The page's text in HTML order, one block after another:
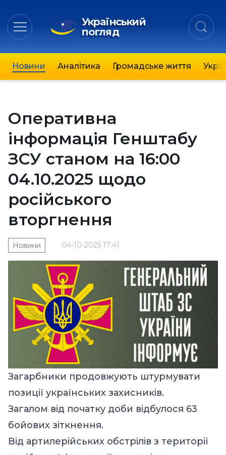
Український
погляд
Новини Аналітика Громадське життя
Оперативна
інформація Генштабу
ЗСУ станом на 16:00
04.10.2025 щодо
російського
вторгнення
04-10-2025 17:41
Новини
Загарбники продовжують штурмувати
позиції українських захисників.
Загалом від початку доби відбулося 63
бойових зіткнення.
Від артилерійських обстрілів з території